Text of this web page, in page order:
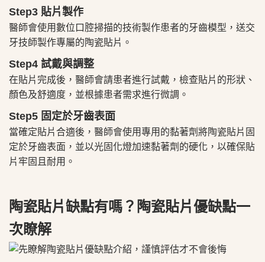
Step3 貼片製作
醫師會使用數位口腔掃描的技術製作患者的牙齒模型，送交
牙技師製作專屬的陶瓷貼片。
Step4 試戴與調整
在貼片完成後，醫師會請患者進行試戴，檢查貼片的形狀、
顏色及舒適度，並根據患者需求進行微調。
Step5 固定於牙齒表面
當確定貼片合適後，醫師會使用專用的黏著劑將陶瓷貼片固
定於牙齒表面，並以光固化燈加速黏著劑的硬化，以確保貼
片牢固且耐用。
陶瓷貼片缺點有嗎？陶瓷貼片優缺點一
次瞭解